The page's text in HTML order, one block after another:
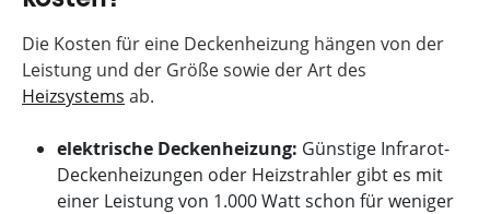
Die Kosten für eine Deckenheizung hängen von der
Leistung und der Größe sowie der Art des
Heizsystems ab.
elektrische Deckenheizung: Günstige Infrarot-
Deckenheizungen oder Heizstrahler gibt es mit
einer Leistung von 1.000 Watt schon für weniger